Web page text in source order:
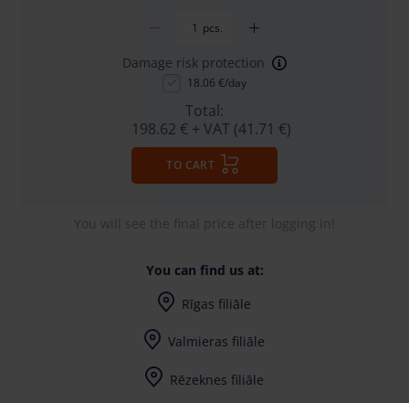
pcs.
Damage risk protection
18.06 €/day
Total:
198.62 € + VAT (41.71 €)
TO CART
You will see the final price after logging in!
You can find us at:
Rīgas filiāle
Valmieras filiāle
Rēzeknes filiāle